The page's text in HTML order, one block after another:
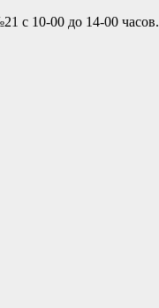
с 10-00 до 14-00 часов.